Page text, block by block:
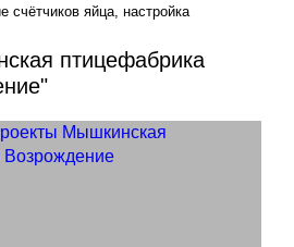
птицефабрика
счётчиков яйца, настройка